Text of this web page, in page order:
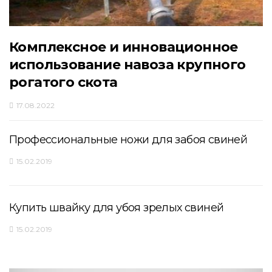
Комплексное и инновационное
использование навоза крупного
рогатого скота
17.08.2022
Профессиональные ножи для забоя свиней
15.02.2019
Купить швайку для убоя зрелых свиней
15.02.2019